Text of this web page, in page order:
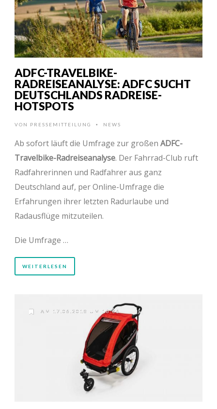
ADFC-TRAVELBIKE-
RADREISEANALYSE: ADFC SUCHT
DEUTSCHLANDS RADREISE-
HOTSPOTS
VON PRESSEMITTEILUNG • NEWS
Ab sofort läuft die Umfrage zur großen ADFC-
Travelbike-Radreiseanalyse. Der Fahrrad-Club ruft
Radfahrerinnen und Radfahrer aus ganz
Deutschland auf, per Online-Umfrage die
Erfahrungen ihrer letzten Radurlaube und
Radausflüge mitzuteilen.
Die Umfrage …
WEITERLESEN
AM 17.06.2018 UM 16:06